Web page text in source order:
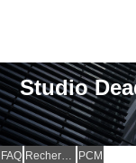
Studio
FAQ Rechercher PCM